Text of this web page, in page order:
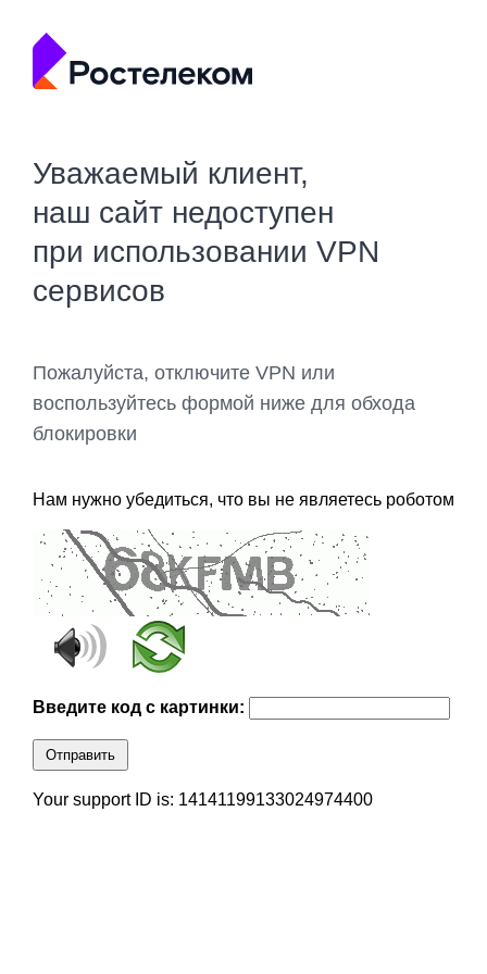
Уважаемый клиент,
наш сайт недоступен
при использовании VPN
сервисов
Пожалуйста, отключите VPN или
воспользуйтесь формой ниже для обхода
блокировки
Нам нужно убедиться, что вы не являетесь роботом
Введите код с картинки:
Отправить
Your support ID is: 14141199133024974400